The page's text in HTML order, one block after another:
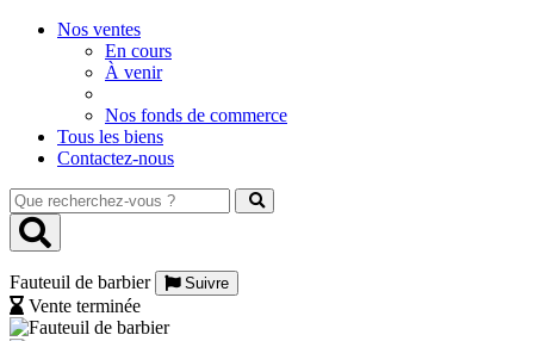
Nos ventes
En cours
À venir
Nos fonds de commerce
Tous les biens
Contactez-nous
Que
recherchez-
vous
Fauteuil de barbier
Suivre
Vente terminée